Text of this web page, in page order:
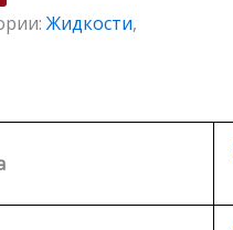
Жидкости,